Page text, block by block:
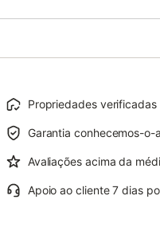
Propriedades verificadas
Garantia conhecemos-o-
Avaliações acima da
Apoio ao cliente 7 dias